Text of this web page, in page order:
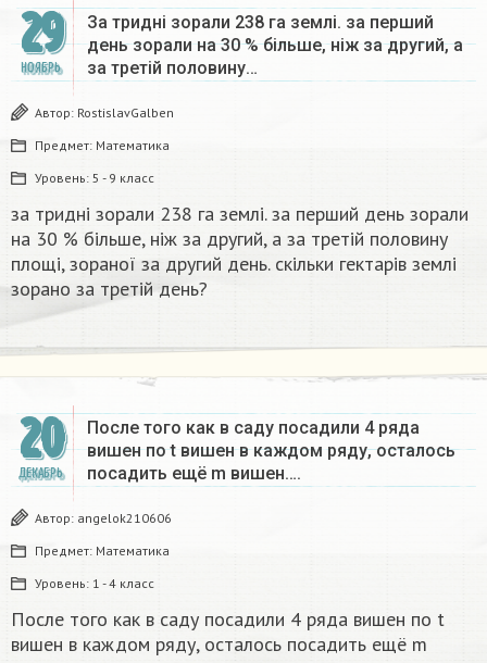
29
НОЯБРЬ
За тридні зорали 238 га землі. за перший
день зорали на 30 % більше, ніж за другий, а
за третій половину…
Автор: RostislavGalben
Предмет: Математика
Уровень: 5 - 9 класс
за тридні зорали 238 га землі. за перший день зорали
на 30 % більше, ніж за другий, а за третій половину
площі, зораної за другий день. скільки гектарів землі
зорано за третій день?
20
ДЕКАБРЬ
После того как в саду посадили 4 ряда
вишен по t вишен в каждом ряду, осталось
посадить ещё m вишен….
Автор: angelok210606
Предмет: Математика
Уровень: 1 - 4 класс
После того как в саду посадили 4 ряда вишен по t
вишен в каждом ряду, осталось посадить ещё m